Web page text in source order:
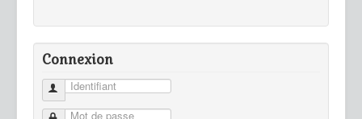
Connexion
Identifiant